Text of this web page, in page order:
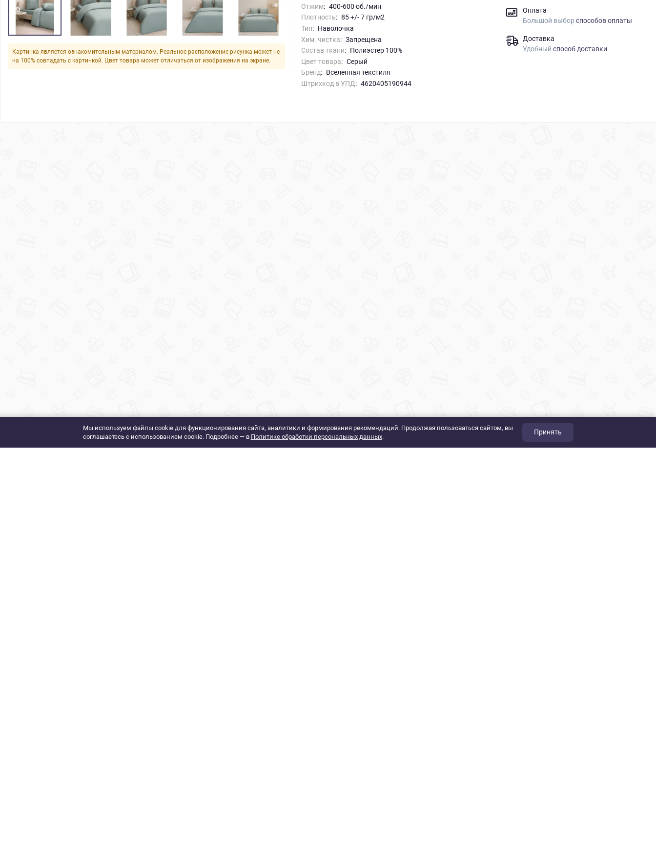
Картинка является ознакомительным материалом. Реальное расположение рисунка может не
на 100% совпадать с картинкой. Цвет товара может отличаться от изображения на экране.
Отжим:
400-600 об./мин
Плотность:
85 +/- 7 гр/м2
Тип:
Наволочка
Хим. чистка:
запрещена
Состав ткани:
Полиэстер 100%
Цвет товара:
серый
Бренд:
Вселенная текстиля
Штрихкод в УПД: 4620405190944
Оплата
Большой выбор способов оплаты
Доставка
Удобный способ доставки
Мы используем файлы cookie для функционирования сайта, аналитики и формирования рекомендаций. Продолжая пользоваться сайтом, вы
соглашаетесь с использованием cookie. Подробнее — в Политике обработки персональных данных.
Принять